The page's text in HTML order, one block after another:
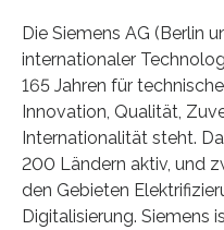
Die Siemens AG (Berlin
internationaler
165 Jahren für
Innovation, Qualität,
Internationalität steht.
200 Ländern aktiv, und
den Gebieten
Digitalisierung. Siemens